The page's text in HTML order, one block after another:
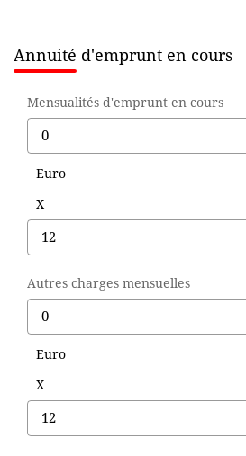
Annuité d'emprunt en cours
Mensualités d'emprunt en cours
Euro
X
Autres charges mensuelles
Euro
X